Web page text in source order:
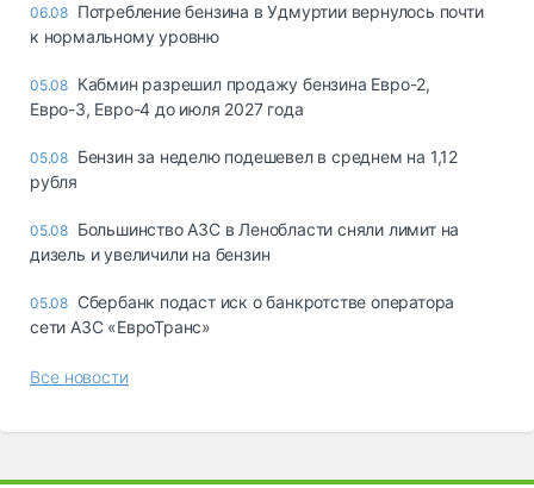
06.08 Потребление бензина в Удмуртии вернулось почти
к нормальному уровню
05.08 Кабмин разрешил продажу бензина Евро-2,
Евро-3, Евро-4 до июля 2027 года
05.08 Бензин за неделю подешевел в среднем на 1,12
рубля
05.08 Большинство АЗС в Ленобласти сняли лимит на
дизель и увеличили на бензин
05.08 Сбербанк подаст иск о банкротстве оператора
сети АЗС «ЕвроТранс»
Все новости